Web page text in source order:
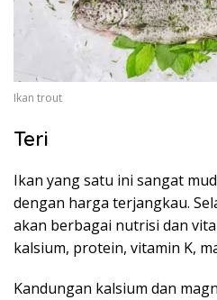
Ikan trout
Teri
Ikan yang satu ini sangat
dengan harga terjangkau.
akan berbagai nutrisi dan
kalsium, protein, vitamin K,
Kandungan kalsium dan